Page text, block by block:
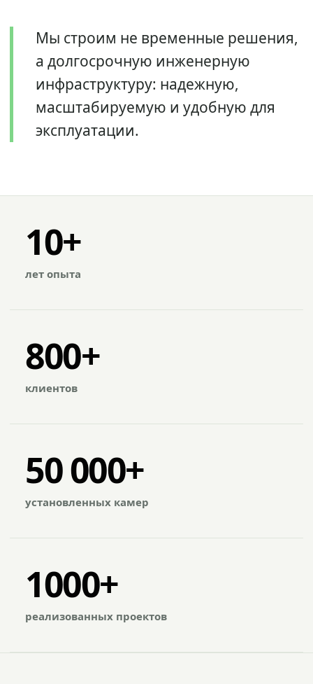
Мы строим не временные решения,
а долгосрочную инженерную
инфраструктуру: надежную,
масштабируемую и удобную для
эксплуатации.
10+
лет опыта
800+
клиентов
50 000+
установленных камер
1000+
реализованных проектов